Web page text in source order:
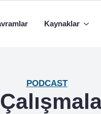
Kaynaklar
PODCAST